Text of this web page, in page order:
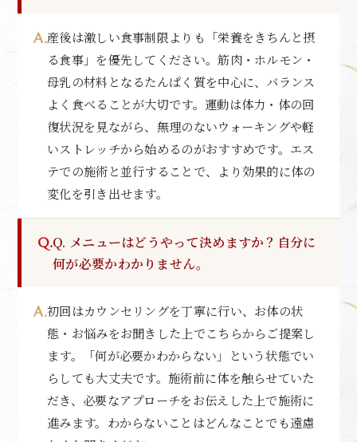
産後は激しい食事制限よりも「栄養をきちんと摂
る食事」を優先してください。筋肉・ホルモン・
母乳の材料となるたんぱく質を中心に、バランス
よく食べることが大切です。運動は体力・体の回
復状況を見ながら、無理のないウォーキングや軽
いストレッチから始めるのがおすすめです。エス
テでの施術と並行することで、より効果的に体の
変化を引き出せます。
Q. メニューはどうやって決めますか？自分に
何が必要かわかりません。
初回はカウンセリングを丁寧に行い、お体の状
態・お悩みをお聞きした上でこちらからご提案し
ます。「何が必要かわからない」という状態でい
らしても大丈夫です。施術前に体を触らせていた
だき、必要なアプローチをお伝えした上で施術に
進みます。わからないことはどんなことでも遠慮